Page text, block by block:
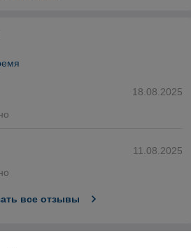
18.08.2025
11.08.2025
все отзывы